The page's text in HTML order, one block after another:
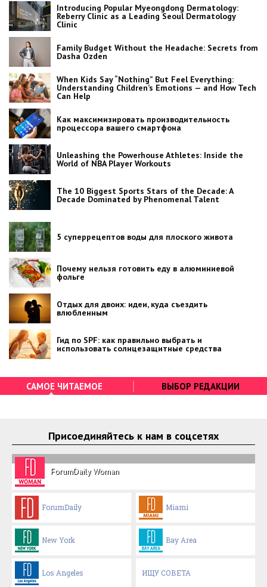
Introducing Popular Myeongdong Dermatology:
Reberry Clinic as a Leading Seoul Dermatology
Clinic
Family Budget Without the Headache: Secrets from
Dasha Ozden
When Kids Say “Nothing” But Feel Everything:
Understanding Children’s Emotions — and How Tech
Can Help
Как максимизировать производительность
процессора вашего смартфона
Unleashing the Powerhouse Athletes: Inside the
World of NBA Player Workouts
The 10 Biggest Sports Stars of the Decade: A
Decade Dominated by Phenomenal Talent
5 суперрецептов воды для плоского живота
Почему нельзя готовить еду в алюминиевой
фольге
Отдых для двоих: идеи, куда съездить
влюбленным
Гид по SPF: как правильно выбрать и
использовать солнцезащитные средства
САМОЕ ЧИТАЕМОЕ ВЫБОР РЕДАКЦИИ
Присоединяйтесь к нам в соцсетях
ForumDaily Woman
ForumDaily Miami
New York Bay Area
Los Angeles ИЩУ СОВЕТА